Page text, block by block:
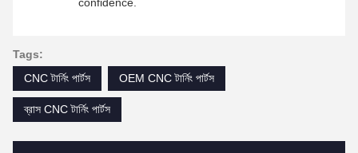
Tags:
CNC টার্নিং পার্টস
OEM CNC টার্নিং পার্টস
ব্রাস CNC টার্নিং পার্টস